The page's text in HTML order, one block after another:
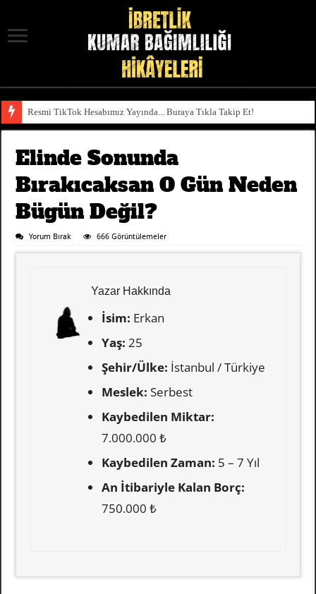
Resmi TikTok Hesabımız Yayında... Buraya Tıkla Takip Et!
Elinde Sonunda
Bırakıcaksan O Gün Neden
Bügün Değil?
Yorum Bırak 666 Görüntülemeler
Yazar Hakkında
İsim: Erkan
Yaş: 25
Şehir/Ülke: İstanbul / Türkiye
Meslek: Serbest
Kaybedilen Miktar:
7.000.000 ₺
Kaybedilen Zaman: 5 – 7 Yıl
An İtibariyle Kalan Borç:
750.000 ₺